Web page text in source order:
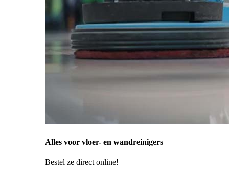
Alles voor vloer- en wandreinigers
Bestel ze direct online!